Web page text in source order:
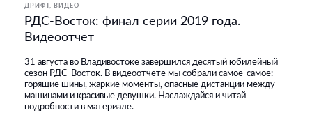
ДРИФТ ВИДЕО
РДС-Восток: финал серии 2019 года.
Видеоотчет
31 августа во Владивостоке завершился десятый юбилейный
сезон РДС-Восток. В видеоотчете мы собрали самое-самое:
горящие шины, жаркие моменты, опасные дистанции между
машинами и красивые девушки. Наслаждайся и читай
подробности в материале.